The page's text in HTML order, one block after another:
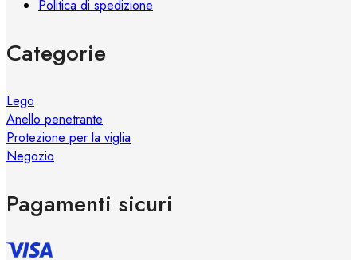
Politica di spedizione
Categorie
Lego
Anello penetrante
Protezione per la viglia
Negozio
Pagamenti sicuri